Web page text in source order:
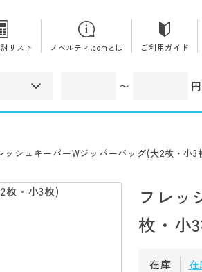
リスト
ノベルティ.comとは ご利用ガイド
〜 円
ッシュキーパーWジッパーバッグ(大2枚・小3
フレッ
枚・小
在庫 在